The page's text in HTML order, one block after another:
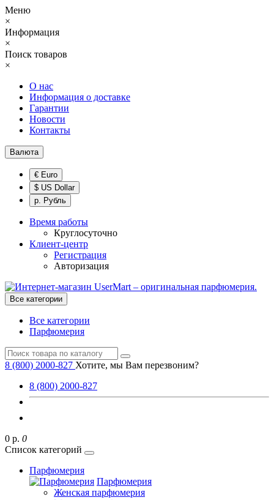
Меню
×
Информация
×
Поиск товаров
×
О нас
Информация о доставке
Гарантии
Новости
Контакты
Валюта
€ Euro
$ US Dollar
р. Рубль
Время работы
Круглосуточно
Клиент-центр
Регистрация
Авторизация
Все категории
Все категории
Парфюмерия
8 (800) 2000-827 Хотите, мы Вам перезвоним?
8 (800) 2000-827
0 р. 0
Список категорий
Парфюмерия
Парфюмерия
Женская парфюмерия